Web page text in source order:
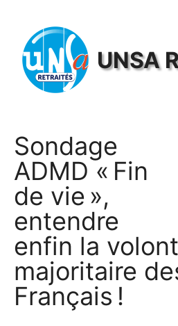
UNSA
Sondage
ADMD« Fin
de vie »,
entendre
enfin la
majoritaire
Français !